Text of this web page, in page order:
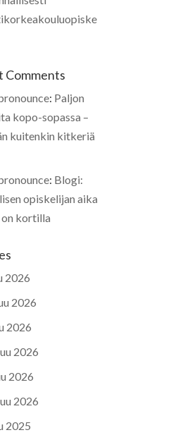
Comments
: Paljon
kopo-sopassa –
kuitenkin kitkeriä
: Blogi:
opiskelijan aika
on kortilla
2026
2026
2026
2026
2026
2026
2025